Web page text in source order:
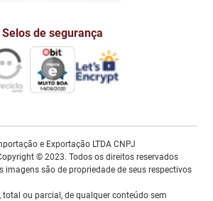
Selos de segurança
e Exportação LTDA CNPJ
© 2023. Todos os direitos reservados
imagens são de propriedade de seus respectivos
total ou parcial, de qualquer conteúdo sem